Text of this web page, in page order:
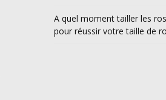
A quel moment tailler les
pour réussir votre taille de